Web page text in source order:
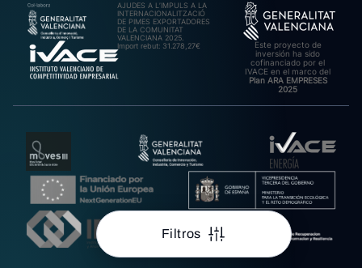
Filtros
AJUDES A L’IMPULS A LA
INTERNACIONALITZACIÓ
DE PIMES EXPORTADORES
DE LA COMUNITAT
VALENCIANA 2025.
Import rebut: 31.278,27€
Este proyecto de
inversión ha sido
cofinanciado por el
IVACE en el marco del
Plan ARA EMPRESES
2025